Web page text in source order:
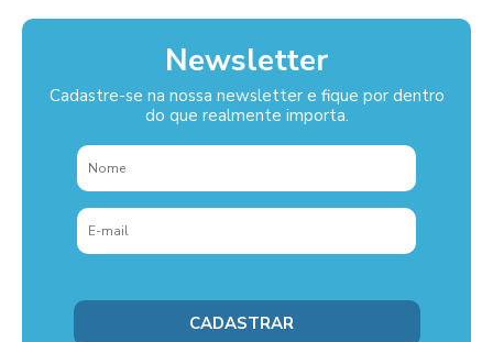
Newsletter
Cadastre-se na nossa newsletter e fique por dentro
do que realmente importa.